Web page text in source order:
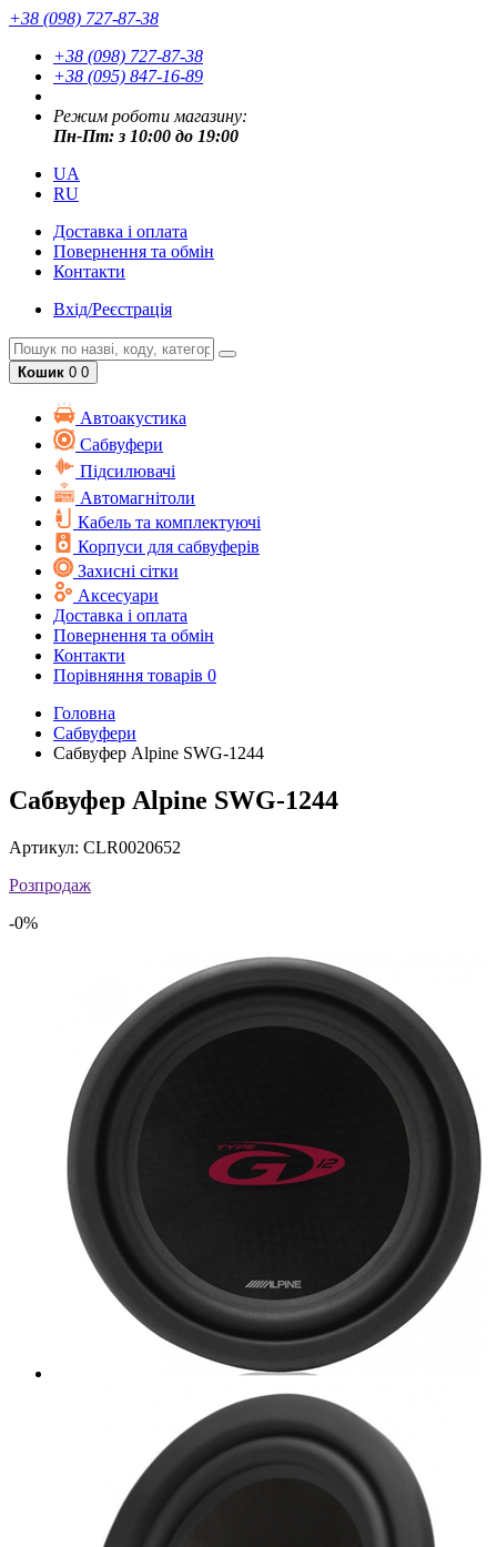
+38 (098) 727-87-38
+38 (098) 727-87-38
+38 (095) 847-16-89
Режим роботи магазину:
Пн-Пт: з 10:00 до 19:00
UA
RU
Доставка і оплата
Повернення та обмін
Контакти
Вхід/Реєстрація
Кошик 0 0
Автоакустика
Cабвуфери
Підсилювачі
Автомагнітоли
Кабель та комплектуючі
Корпуси для сабвуферів
Захисні сітки
Аксесуари
Доставка і оплата
Повернення та обмін
Контакти
Порівняння товарів 0
Головна
Cабвуфери
Сабвуфер Alpine SWG-1244
Сабвуфер Alpine SWG-1244
Артикул: CLR0020652
Розпродаж
-0%